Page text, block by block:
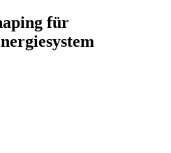
für